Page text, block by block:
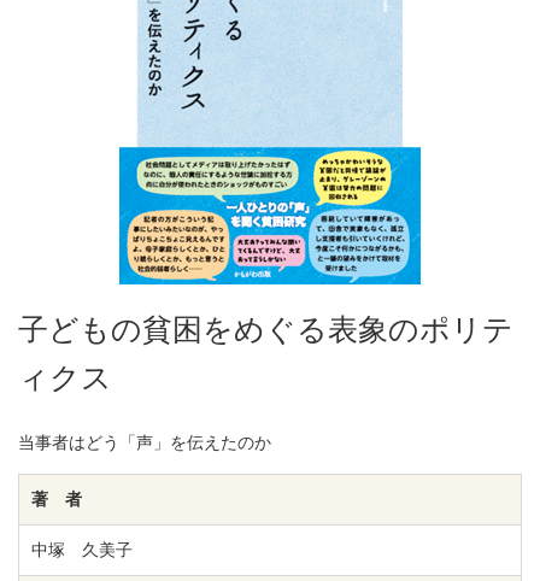
子どもの貧困をめぐる表象のポリテ
ィクス
当事者はどう「声」を伝えたのか
著 者
中塚 久美子